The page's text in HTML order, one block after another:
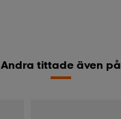
Andra tittade även på